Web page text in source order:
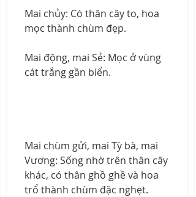
Mai chủy: Có thân cây to, hoa
mọc thành chùm đẹp.
Mai động, mai Sẻ: Mọc ở vùng
cát trắng gần biển.
Mai chùm gửi, mai Tỳ bà, mai
Vương: Sống nhờ trên thân cây
khác, có thân ghồ ghề và hoa
trổ thành chùm đặc nghẹt.